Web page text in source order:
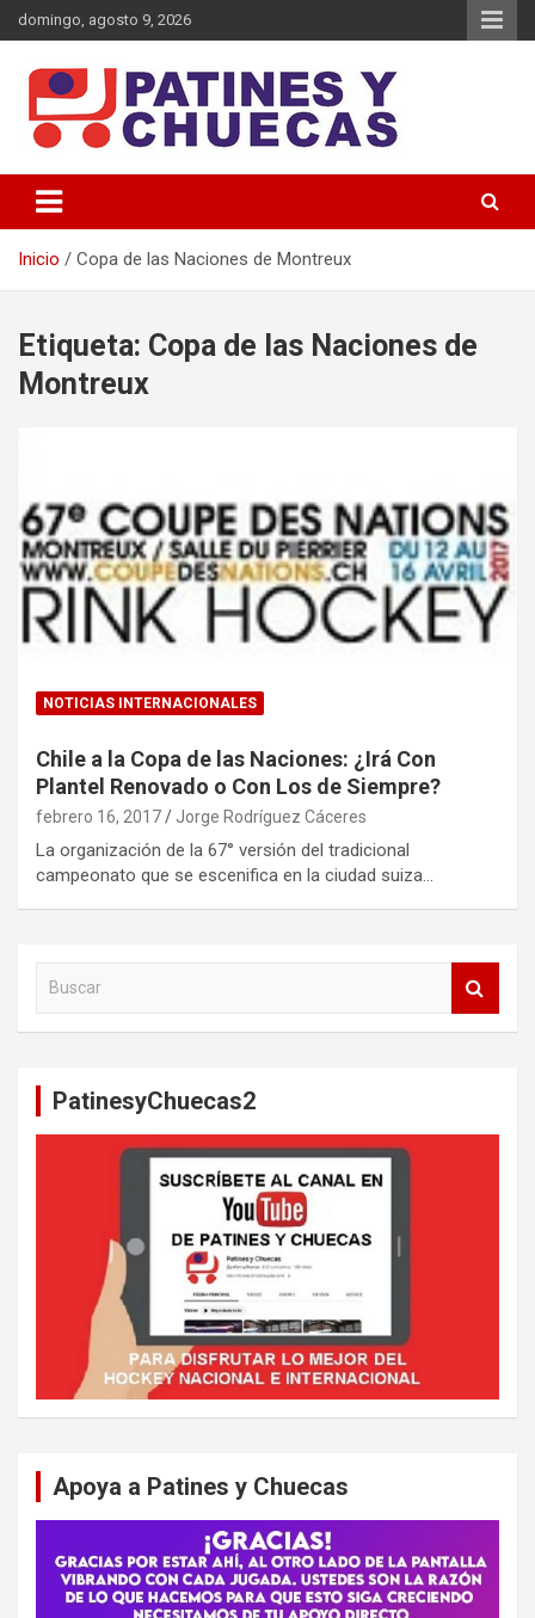
Saltar
al
domingo, agosto 9, 2026
Patines y Chuecas
Inicio Copa de las Naciones de Montreux
Etiqueta: Copa de las Naciones de
Montreux
NOTICIAS INTERNACIONALES
Chile a la Copa de las Naciones: ¿Irá Con
Plantel Renovado o Con Los de Siempre?
febrero 16, 2017 Jorge Rodríguez Cáceres
La organización de la 67° versión del tradicional
campeonato que se escenifica en la ciudad suiza…
PatinesyChuecas2
Apoya a Patines y Chuecas